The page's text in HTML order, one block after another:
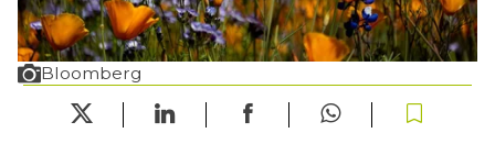
Bloomberg